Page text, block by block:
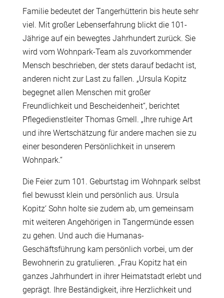
Familie bedeutet der Tangerhütterin bis heute sehr
viel. Mit großer Lebenserfahrung blickt die 101-
Jährige auf ein bewegtes Jahrhundert zurück. Sie
wird vom Wohnpark-Team als zuvorkommender
Mensch beschrieben, der stets darauf bedacht ist,
anderen nicht zur Last zu fallen. „Ursula Kopitz
begegnet allen Menschen mit großer
Freundlichkeit und Bescheidenheit“, berichtet
Pflegedienstleiter Thomas Gmell. „Ihre ruhige Art
und ihre Wertschätzung für andere machen sie zu
einer besonderen Persönlichkeit in unserem
Wohnpark.“
Die Feier zum 101. Geburtstag im Wohnpark selbst
fiel bewusst klein und persönlich aus. Ursula
Kopitz‘ Sohn holte sie zudem ab, um gemeinsam
mit weiteren Angehörigen in Tangermünde essen
zu gehen. Und auch die Humanas-
Geschäftsführung kam persönlich vorbei, um der
Bewohnerin zu gratulieren. „Frau Kopitz hat ein
ganzes Jahrhundert in ihrer Heimatstadt erlebt und
geprägt. Ihre Beständigkeit, ihre Herzlichkeit und